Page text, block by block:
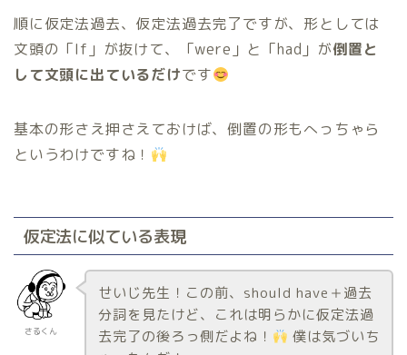
順に仮定法過去、仮定法過去完了ですが、形としては
文頭の「If」が抜けて、「were」と「had」が倒置と
して文頭に出ているだけです
基本の形さえ押さえておけば、倒置の形もへっちゃら
というわけですね！
仮定法に似ている表現
さるくん
せいじ先生！この前、should have＋過去
分詞を見たけど、これは明らかに仮定法過
去完了の後ろっ側だよね！
僕は気づいち